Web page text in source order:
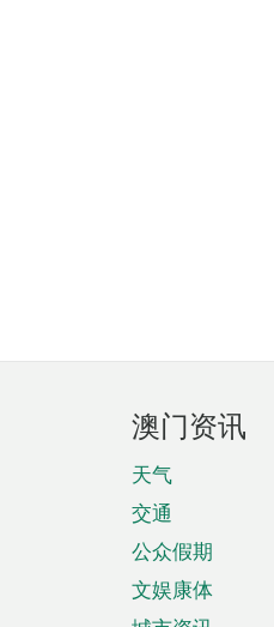
澳门资讯
天气
交通
公众假期
文娱康体